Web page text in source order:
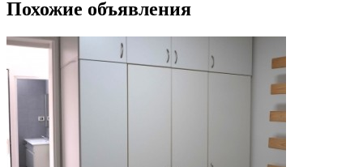
Похожие объявления